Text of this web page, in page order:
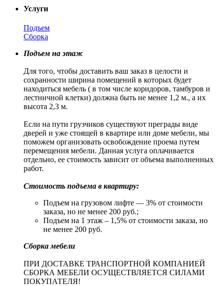
Услуги
Подъем
Сборка
Подъем на этаж
Для того, чтобы доставить ваш заказ в целости и
сохранности ширина помещений в которых будет
находиться мебель ( в том числе коридоров, тамбуров и
лестничной клетки) должна быть не менее 1,2 м., а их
высота 2,3 м.
Если на пути грузчиков существуют преграды виде
дверей и уже стоящей в квартире или доме мебели, мы
поможем организовать освобождение проема путем
перемещения мебели. Данная услуга оплачивается
отдельно, ее стоимость зависит от объема выполненных
работ.
Стоимость подъема в квартиру:
Подъем на грузовом лифте — 3% от стоимости
заказа, но не менее 200 руб.;
Подъем на 1 этаж – 1,5% от стоимости заказа, но
не менее 200 руб.
Сборка мебели
ПРИ ДОСТАВКЕ ТРАНСПОРТНОЙ КОМПАНИЕЙ
СБОРКА МЕБЕЛИ ОСУЩЕСТВЛЯЕТСЯ СИЛАМИ
ПОКУПАТЕЛЯ!